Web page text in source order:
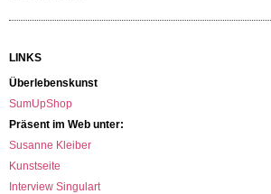
LINKS
Überlebenskunst
SumUpShop
Präsent im Web unter:
Susanne Kleiber
Kunstseite
Interview Singulart